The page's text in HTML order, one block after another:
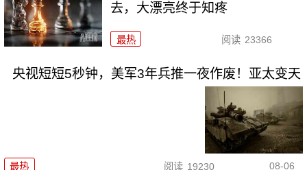
去，大漂亮终于知疼
最热 阅读 23366
央视短短5秒钟，美军3年兵推一夜作废！亚太变天
最热 阅读 19230 08-06